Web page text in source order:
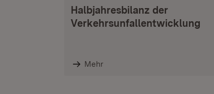
Halbjahresbilanz der
Verkehrsunfallentwicklung
Mehr